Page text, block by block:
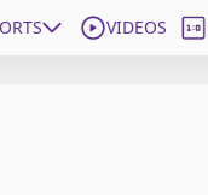
VIDEOS